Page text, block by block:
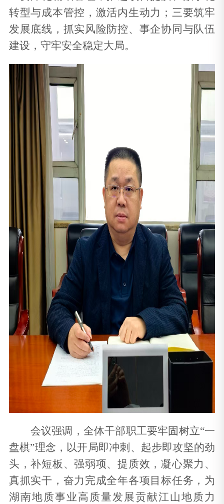
转型与成本管控，激活内生动力；三要筑牢
发展底线，抓实风险防控、事企协同与队伍
建设，守牢安全稳定大局。
会议强调，全体干部职工要牢固树立“一
盘棋”理念，以开局即冲刺、起步即攻坚的劲
头，补短板、强弱项、提质效，凝心聚力、
真抓实干，奋力完成全年各项目标任务，为
湖南地质事业高质量发展贡献江山地质力